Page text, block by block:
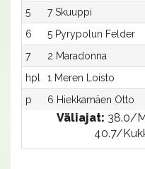
5
7 Skuuppi
6
5 Pyrypolun Felder
7
2 Maradonna
hpl
1 Meren Loisto
p
6 Hiekkamäen Otto
Väliajat: 38.0/
40.7/